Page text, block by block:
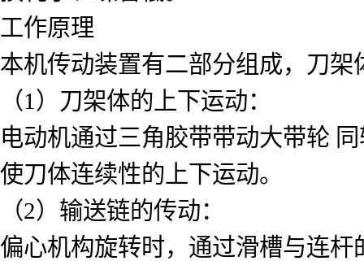
工作原理
本机传动装置有二部分组成，刀
（1）刀架体的上下运动：
电动机通过三角胶带带动大带轮
使刀体连续性的上下运动。
（2）输送链的传动：
偏心机构旋转时，通过滑槽与连